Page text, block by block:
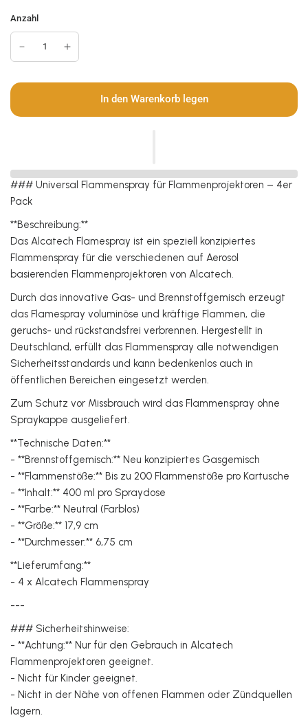
Anzahl
In den Warenkorb legen
### Universal Flammenspray für Flammenprojektoren – 4er
Pack
**Beschreibung:**
Das Alcatech Flamespray ist ein speziell konzipiertes
Flammenspray für die verschiedenen auf Aerosol
basierenden Flammenprojektoren von Alcatech.
Durch das innovative Gas- und Brennstoffgemisch erzeugt
das Flamespray voluminöse und kräftige Flammen, die
geruchs- und rückstandsfrei verbrennen. Hergestellt in
Deutschland, erfüllt das Flammenspray alle notwendigen
Sicherheitsstandards und kann bedenkenlos auch in
öffentlichen Bereichen eingesetzt werden.
Zum Schutz vor Missbrauch wird das Flammenspray ohne
Spraykappe ausgeliefert.
**Technische Daten:**
- **Brennstoffgemisch:** Neu konzipiertes Gasgemisch
- **Flammenstöße:** Bis zu 200 Flammenstöße pro Kartusche
- **Inhalt:** 400 ml pro Spraydose
- **Farbe:** Neutral (Farblos)
- **Größe:** 17,9 cm
- **Durchmesser:** 6,75 cm
**Lieferumfang:**
- 4 x Alcatech Flammenspray
---
### Sicherheitshinweise:
- **Achtung:** Nur für den Gebrauch in Alcatech
Flammenprojektoren geeignet.
- Nicht für Kinder geeignet.
- Nicht in der Nähe von offenen Flammen oder Zündquellen
lagern.